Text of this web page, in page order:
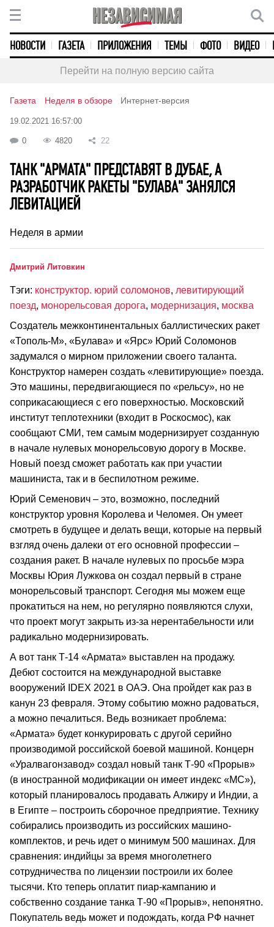
НОВОСТИ ГАЗЕТА ПРИЛОЖЕНИЯ ТЕМЫ ФОТО ВИДЕО
Перейти на полную версию сайта
Газета Неделя в обзоре Интернет-версия
19.02.2021 16:57:00
0 4820 22
ТАНК "АРМАТА" ПРЕДСТАВЯТ В ДУБАЕ, А
РАЗРАБОТЧИК РАКЕТЫ "БУЛАВА" ЗАНЯЛСЯ
ЛЕВИТАЦИЕЙ
Неделя в армии
Дмитрий Литовкин
Тэги: конструктор. юрий соломонов, левитирующий
поезд, монорельсовая дорога, модернизация, москва
Создатель межконтинентальных баллистических ракет
«Тополь-М», «Булава» и «Ярс» Юрий Соломонов
задумался о мирном приложении своего таланта.
Конструктор намерен создать «левитирующие» поезда.
Это машины, передвигающиеся по «рельсу», но не
соприкасающиеся с его поверхностью. Московский
институт теплотехники (входит в Роскосмос), как
сообщают СМИ, тем самым модернизирует созданную
в начале нулевых монорельсовую дорогу в Москве.
Новый поезд сможет работать как при участии
машиниста, так и в беспилотном режиме.
Юрий Семенович – это, возможно, последний
конструктор уровня Королева и Челомея. Он умеет
смотреть в будущее и делать вещи, которые на первый
взгляд очень далеки от его основной профессии –
создания ракет. В начале нулевых по просьбе мэра
Москвы Юрия Лужкова он создал первый в стране
монорельсовый транспорт. Сегодня мы можем еще
прокатиться на нем, но регулярно появляются слухи,
что проект могут закрыть из-за нерентабельности или
радикально модернизировать.
А вот танк Т-14 «Армата» выставлен на продажу.
Дебют состоится на международной выставке
вооружений IDEX 2021 в ОАЭ. Она пройдет как раз в
канун 23 февраля. Этому событию можно радоваться,
а можно печалиться. Ведь возникает проблема:
«Армата» будет конкурировать с другой серийно
производимой российской боевой машиной. Концерн
«Уралвагонзавод» создал новый танк Т-90 «Прорыв»
(в иностранной модификации он имеет индекс «МС»),
который планировалось продавать Алжиру и Индии, а
в Египте – построить сборочное предприятие. Технику
собирались производить из российских машино-
комплектов, и речь идет о минимум 500 машинах. Для
сравнения: индийцы за время многолетнего
сотрудничества по лицензии построили их более
тысячи. Кто теперь оплатит пиар-кампанию и
собственно создание танка Т-90 «Прорыв», непонятно.
Покупатель ведь может и подождать, когда РФ начнет